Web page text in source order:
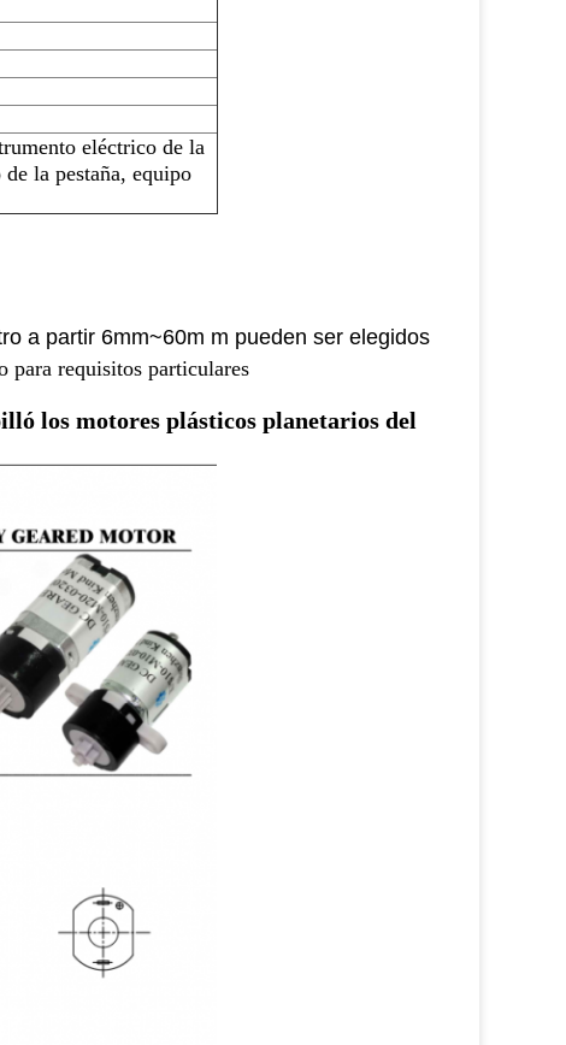
eléctrico de la
la pestaña, equipo
a partir 6mm~60m m pueden ser elegidos
para requisitos particulares
los motores plásticos planetarios del